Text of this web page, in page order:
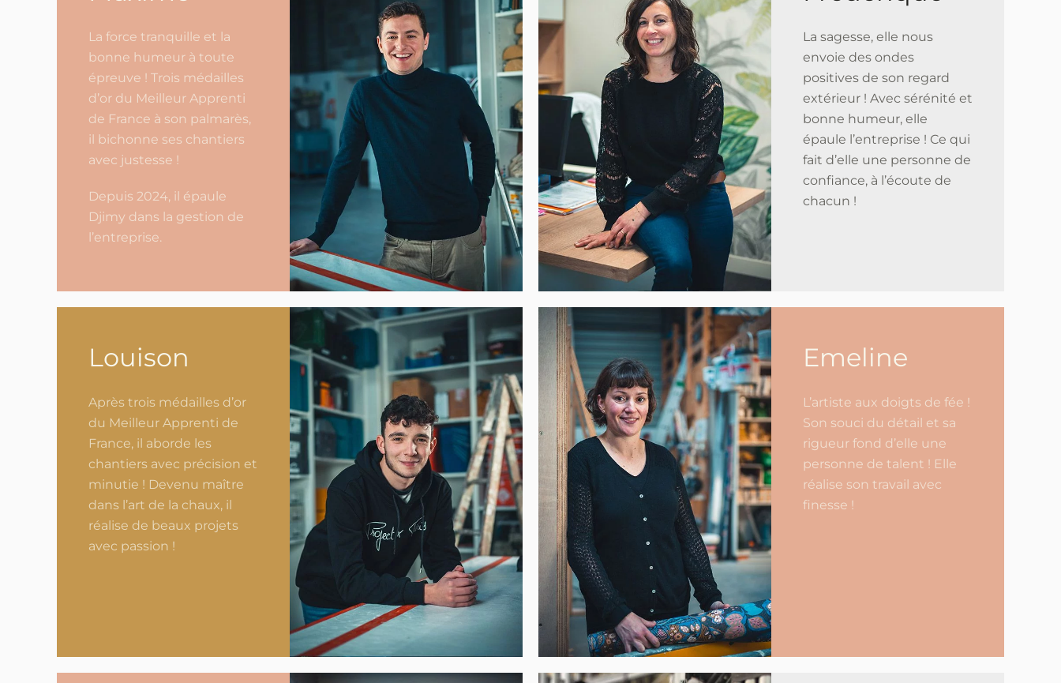
La force tranquille et la
bonne humeur à toute
épreuve ! Trois médailles
d’or du Meilleur Apprenti
de France à son palmarès,
il bichonne ses chantiers
avec justesse !
Depuis 2024, il épaule
Djimy dans la gestion de
l’entreprise.
Louison
Après trois médailles d’or
du Meilleur Apprenti de
France, il aborde les
chantiers avec précision et
minutie ! Devenu maître
dans l’art de la chaux, il
réalise de beaux projets
avec passion !
La sagesse, elle nous
envoie des ondes
positives de son regard
extérieur ! Avec sérénité et
bonne humeur, elle
épaule l’entreprise ! Ce qui
fait d’elle une personne de
confiance, à l’écoute de
chacun !
Emeline
L’artiste aux doigts de fée !
Son souci du détail et sa
rigueur fond d’elle une
personne de talent ! Elle
réalise son travail avec
finesse !